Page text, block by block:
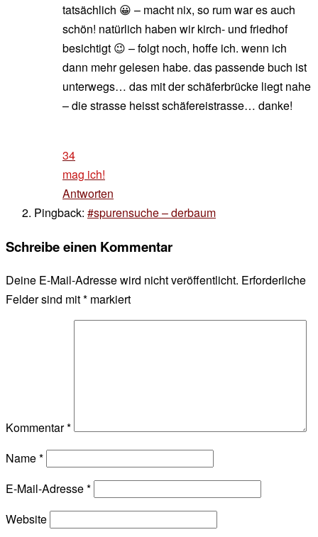
tatsächlich 😀 – macht nix, so rum war es auch
schön! natürlich haben wir kirch- und friedhof
besichtigt 😉 – folgt noch, hoffe ich. wenn ich
dann mehr gelesen habe. das passende buch ist
unterwegs… das mit der schäferbrücke liegt nahe
– die strasse heisst schäfereistrasse… danke!
34
mag ich!
Antworten
Pingback: #spurensuche – derbaum
Schreibe einen Kommentar
Deine E-Mail-Adresse wird nicht veröffentlicht. Erforderliche
Felder sind mit* markiert
Kommentar*
Name*
E-Mail-Adresse*
Website